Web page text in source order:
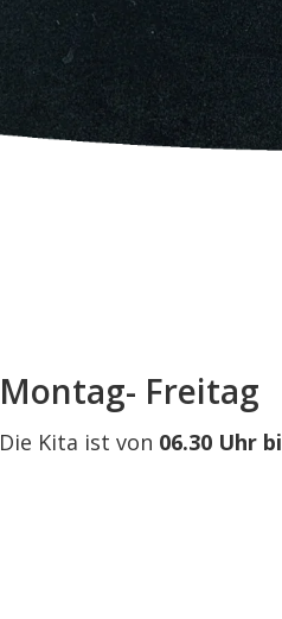
Montag- Freitag
Die Kita ist von 06.30 Uhr